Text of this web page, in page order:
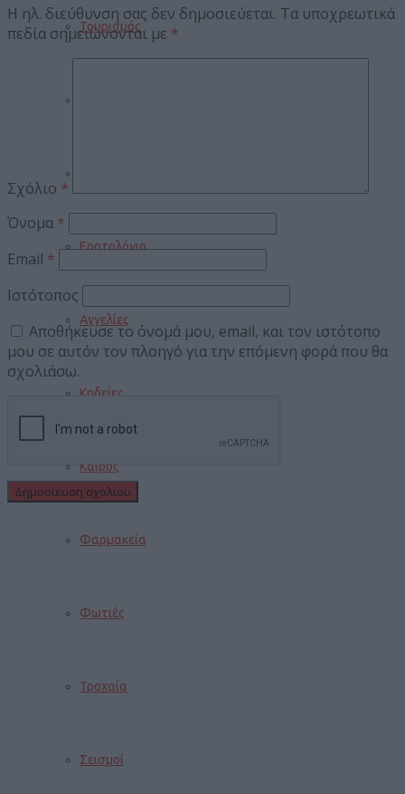
Τουρισμός
Εορτολόγιο
Αγγελίες
Κηδείες
Καιρός
Φαρμακεία
Φωτιές
Τροχαία
Σεισμοί
Η ηλ. διεύθυνση σας δεν δημοσιεύεται. Τα υποχρεωτικά
πεδία σημειώνονται με *
Σχόλιο *
Όνομα *
Email *
Ιστότοπος
Αποθήκευσε το όνομά μου, email, και τον ιστότοπο
μου σε αυτόν τον πλοηγό για την επόμενη φορά που θα
σχολιάσω.